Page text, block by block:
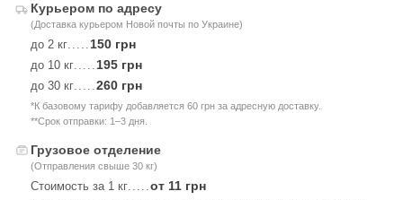
Курьером по адресу
(Доставка курьером Новой почты по Украине)
до 2 кг..... 150 грн
до 10 кг..... 195 грн
до 30 кг.....260 грн
*К базовому тарифу добавляется 60 грн за адресную доставку.
**Срок отправки: 1–3 дня.
Грузовое отделение
(Отправления свыше 30 кг)
Стоимость за 1 кг.....от 11 грн